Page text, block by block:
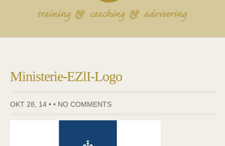
Ministerie-EZlI-Logo
OKT 28, 14 • • NO COMMENTS